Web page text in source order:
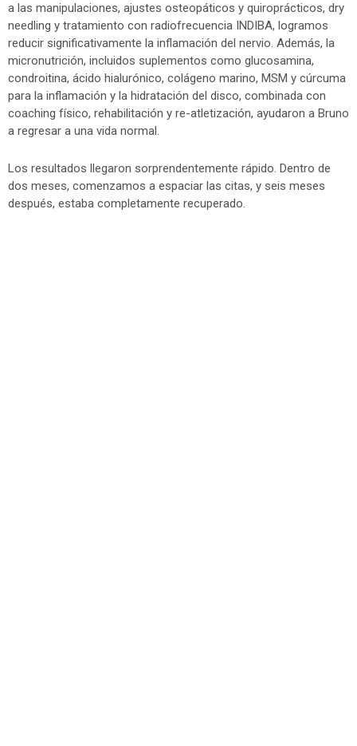
a las manipulaciones, ajustes osteopáticos y quiroprácticos, dry
needling y tratamiento con radiofrecuencia INDIBA, logramos
reducir significativamente la inflamación del nervio. Además, la
micronutrición, incluidos suplementos como glucosamina,
condroitina, ácido hialurónico, colágeno marino, MSM y cúrcuma
para la inflamación y la hidratación del disco, combinada con
coaching físico, rehabilitación y re-atletización, ayudaron a Bruno
a regresar a una vida normal.
Los resultados llegaron sorprendentemente rápido. Dentro de
dos meses, comenzamos a espaciar las citas, y seis meses
después, estaba completamente recuperado.